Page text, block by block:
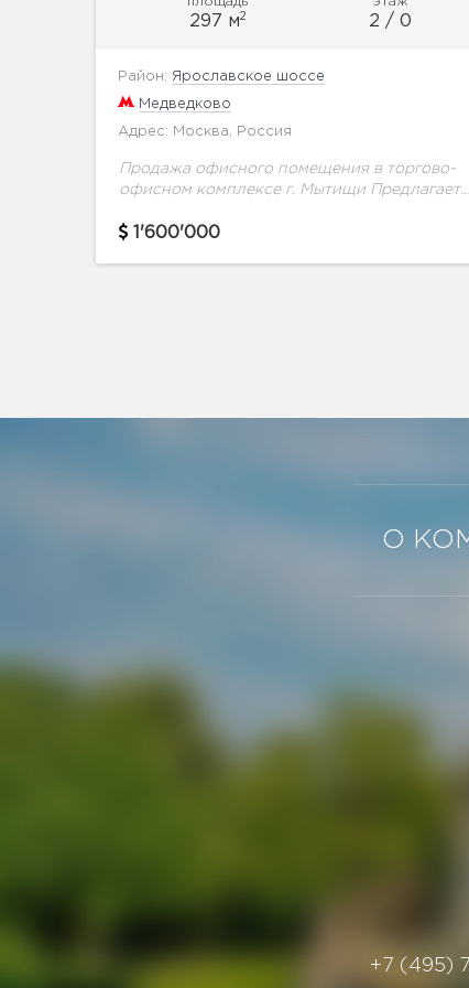
297 м2 2 / 0
Район: Ярославское шоссе
Медведково
Адрес: Москва, Россия
Продажа офисного помещения в торгово-
офисном комплексе г. Мытищи
Свободная планирова. Под отделку. На
1'600'000
О
+7 (495)